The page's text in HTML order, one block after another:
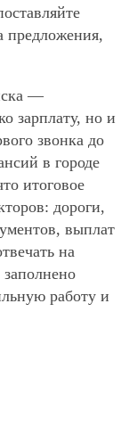
предложения,
—
зарплату, но и
звонка до
в городе
итоговое
дороги,
выплат
на
работу и